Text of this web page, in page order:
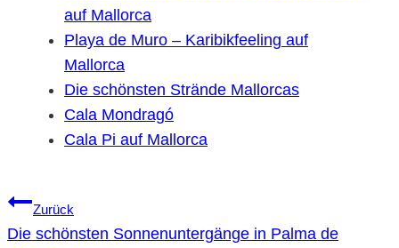
auf Mallorca
Playa de Muro – Karibikfeeling auf
Mallorca
Die schönsten Strände Mallorcas
Cala Mondragó
Cala Pi auf Mallorca
Beitragsnavigation
Zurück
Die schönsten Sonnenuntergänge in Palma de